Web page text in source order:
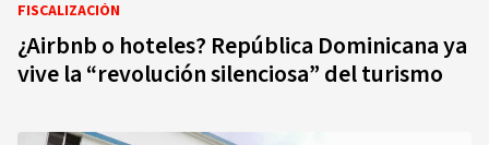
FISCALIZACIÓN
¿Airbnb o hoteles? República Dominicana ya
vive la “revolución silenciosa” del turismo